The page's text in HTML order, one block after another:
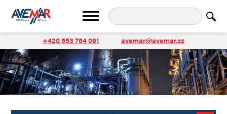
+420 553 764 091 avemar@avemar.cz